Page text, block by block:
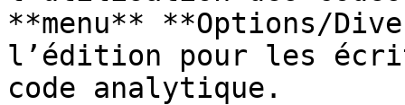
**menu** **Options/
l’édition pour les
code analytique.